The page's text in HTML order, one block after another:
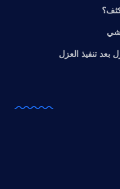
بعد تنفيذ العزل